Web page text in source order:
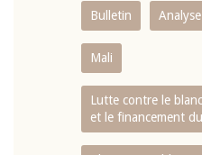
Bulletin Analyse
Mali
Lutte contre le
et le financement